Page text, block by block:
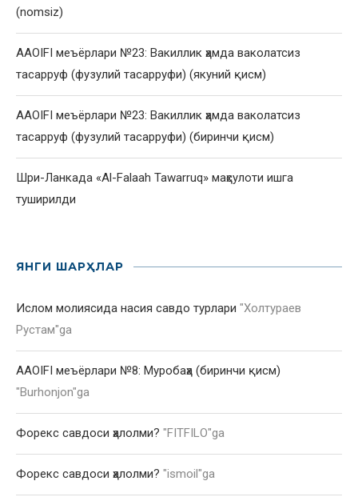
(nomsiz)
AAOIFI меъёрлари №23: Вакиллик ҳамда ваколатсиз
тасарруф (фузулий тасарруфи) (якуний қисм)
AAOIFI меъёрлари №23: Вакиллик ҳамда ваколатсиз
тасарруф (фузулий тасарруфи) (биринчи қисм)
Шри-Ланкада «Al-Falaah Tawarruq» маҳсулоти ишга
туширилди
ЯНГИ ШАРҲЛАР
Ислом молиясида насия савдо турлари "Холтураев
Рустам"ga
AAOIFI меъёрлари №8: Муробаҳа (биринчи қисм)
"Burhonjon"ga
Форекс савдоси ҳалолми? "FITFILO"ga
Форекс савдоси ҳалолми? "ismoil "ga